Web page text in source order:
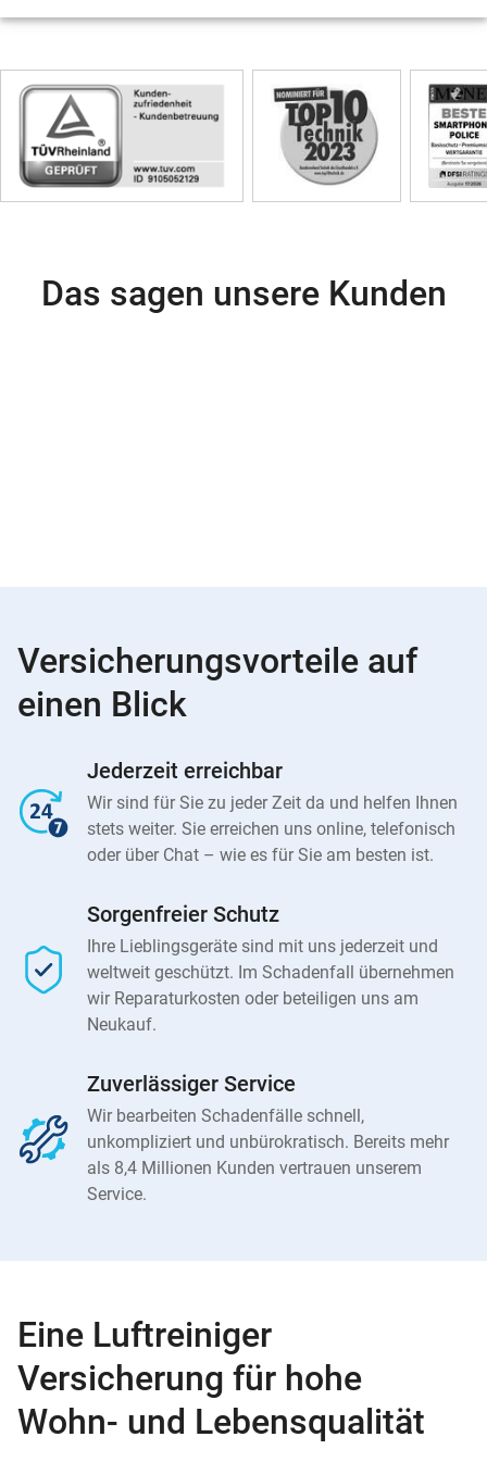
Skip
Siegel
Das sagen unsere Kunden
Versicherungsvorteile auf
einen Blick
Jederzeit erreichbar
Wir sind für Sie zu jeder Zeit da und helfen Ihnen
stets weiter. Sie erreichen uns online, telefonisch
oder über Chat – wie es für Sie am besten ist.
Sorgenfreier Schutz
Ihre Lieblingsgeräte sind mit uns jederzeit und
weltweit geschützt. Im Schadenfall übernehmen
wir Reparaturkosten oder beteiligen uns am
Neukauf.
Zuverlässiger Service
Wir bearbeiten Schadenfälle schnell,
unkompliziert und unbürokratisch. Bereits mehr
als 8,4 Millionen Kunden vertrauen unserem
Service.
Eine Luftreiniger
Versicherung für hohe
Wohn- und Lebensqualität